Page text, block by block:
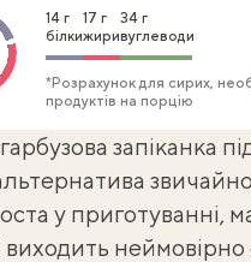
14 г
білки
17 г
жири
34 г
вуглеводи
*Розрахунок для сирих,
продуктів на порцію
запіканка
у приготуванні,
виходить